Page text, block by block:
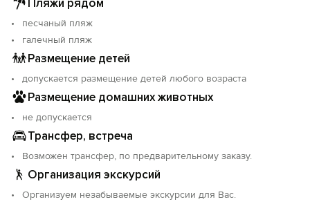
10-15 минутах ходьбы от отеля. Вы можете провести
время под солнцем, строя замки из песка и
наслаждаясь освежающими водами Черного моря.
Для семейного отдыха в 5-10 минутах ходьбы от отеля
находится детский парк развлечений, где можно
бесконечно веселиться и отдыхать.
Объект прошёл классификацию. Номер реестровой
записи: С232025015157.
песчаный пляж
галечный пляж
Размещение детей
допускается размещение детей любого возраста
Размещение домашних животных
не допускается
Трансфер, встреча
Возможен трансфер, по предварительному заказу.
Организация экскурсий
Организуем незабываемые экскурсии для Вас.